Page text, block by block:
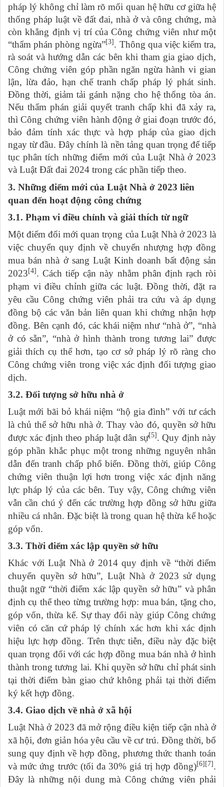
pháp lý không chỉ làm rõ mối quan hệ hữu cơ giữa hệ
thống pháp luật về đất đai, nhà ở và công chứng, mà
còn khẳng định vị trí của Công chứng viên như một
“thẩm phán phòng ngừa”[3] . Thông qua việc kiểm tra,
rà soát và hướng dẫn các bên khi tham gia giao dịch,
Công chứng viên góp phần ngăn ngừa hành vi gian
lận, lừa đảo, hạn chế tranh chấp pháp lý phát sinh.
Đồng thời, giảm tải gánh nặng cho hệ thống tòa án.
Nếu thẩm phán giải quyết tranh chấp khi đã xảy ra,
thì Công chứng viên hành động ở giai đoạn trước đó,
bảo đảm tính xác thực và hợp pháp của giao dịch
ngay từ đầu. Đây chính là nền tảng quan trọng để tiếp
tục phân tích những điểm mới của Luật Nhà ở 2023
và Luật Đất đai 2024 trong các phần tiếp theo.
3. Những điểm mới của Luật Nhà ở 2023 liên
quan đến hoạt động công chứng
3.1. Phạm vi điều chỉnh và giải thích từ ngữ
Một điểm đổi mới quan trọng của Luật Nhà ở 2023 là
việc chuyển quy định về chuyển nhượng hợp đồng
mua bán nhà ở sang Luật Kinh doanh bất động sản
2023 [4] . Cách tiếp cận này nhằm phân định rạch ròi
phạm vi điều chỉnh giữa các luật. Đồng thời, đặt ra
yêu cầu Công chứng viên phải tra cứu và áp dụng
đồng bộ các văn bản liên quan khi chứng nhận hợp
đồng. Bên cạnh đó, các khái niệm như “nhà ở”, “nhà
ở có sẵn”, “nhà ở hình thành trong tương lai” được
giải thích cụ thể hơn, tạo cơ sở pháp lý rõ ràng cho
Công chứng viên trong việc xác định đối tượng giao
dịch.
3.2. Đối tượng sở hữu nhà ở
Luật mới bãi bỏ khái niệm “hộ gia đình” với tư cách
là chủ thể sở hữu nhà ở. Thay vào đó, quyền sở hữu
được xác định theo pháp luật dân sự[5] . Quy định này
góp phần khắc phục một trong những nguyên nhân
dẫn đến tranh chấp phổ biến. Đồng thời, giúp Công
chứng viên thuận lợi hơn trong việc xác định năng
lực pháp lý của các bên. Tuy vậy, Công chứng viên
vẫn cần chú ý đến các trường hợp đồng sở hữu giữa
nhiều cá nhân. Đặc biệt là trong quan hệ thừa kế hoặc
góp vốn.
3.3. Thời điểm xác lập quyền sở hữu
Khác với Luật Nhà ở 2014 quy định về “thời điểm
chuyển quyền sở hữu”, Luật Nhà ở 2023 sử dụng
thuật ngữ “thời điểm xác lập quyền sở hữu” và phân
định cụ thể theo từng trường hợp: mua bán, tặng cho,
góp vốn, thừa kế. Sự thay đổi này giúp Công chứng
viên có căn cứ pháp lý chính xác hơn khi xác định
hiệu lực hợp đồng. Trên thực tiễn, điều này đặc biệt
quan trọng đối với các hợp đồng mua bán nhà ở hình
thành trong tương lai. Khi quyền sở hữu chỉ phát sinh
tại thời điểm bàn giao chứ không phải tại thời điểm
ký kết hợp đồng.
3.4. Giao dịch về nhà ở xã hội
Luật Nhà ở 2023 đã mở rộng điều kiện tiếp cận nhà ở
xã hội, đơn giản hóa yêu cầu về cư trú. Đồng thời, bổ
sung quy định về hợp đồng, phương thức thanh toán
và mức ứng trước (tối đa 30% giá trị hợp đồng)[6][7] .
Đây là những nội dung mà Công chứng viên phải